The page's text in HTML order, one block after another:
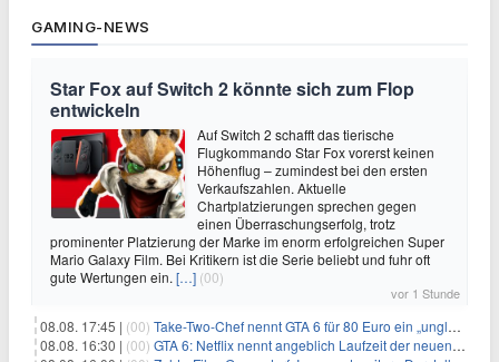
GAMING-NEWS
Star Fox auf Switch 2 könnte sich zum Flop
entwickeln
Auf Switch 2 schafft das tierische
Flugkommando Star Fox vorerst keinen
Höhenflug – zumindest bei den ersten
Verkaufszahlen. Aktuelle
Chartplatzierungen sprechen gegen
einen Überraschungserfolg, trotz
prominenter Platzierung der Marke im enorm erfolgreichen Super
Mario Galaxy Film. Bei Kritikern ist die Serie beliebt und fuhr oft
gute Wertungen ein. […] (00)
vor 1 Stunde
08.08. 17:45 | (00) Take-Two-Chef nennt GTA 6 für 80 Euro ein „unglaubliches Schnäppchen“
08.08. 16:30 | (00) GTA 6: Netflix nennt angeblich Laufzeit der neuen Gameplay-Präsentation